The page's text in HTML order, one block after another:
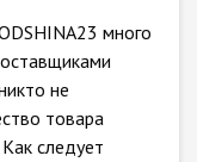
много
не
товара
следует